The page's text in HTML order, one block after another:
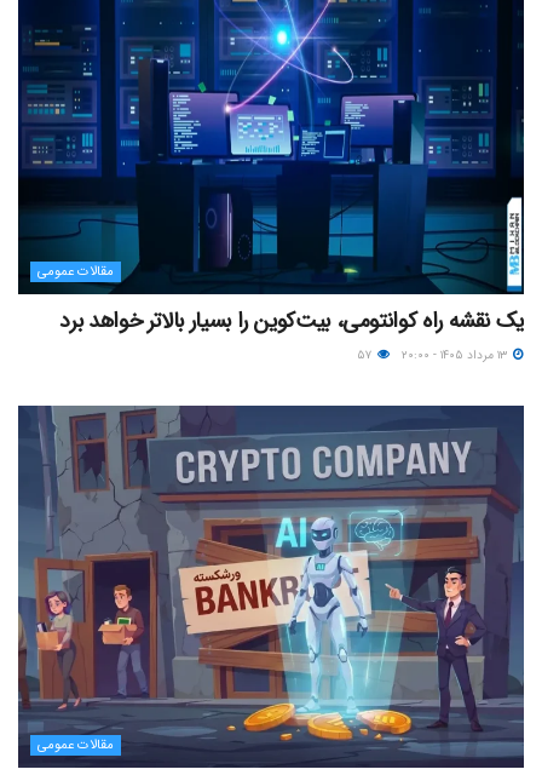
مقالات عمومی
یک نقشه راه کوانتومی، بیت‌کوین را بسیار بالاتر خواهد برد
مقالات عمومی